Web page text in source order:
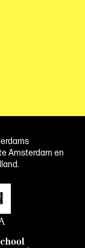
Amsterdam en